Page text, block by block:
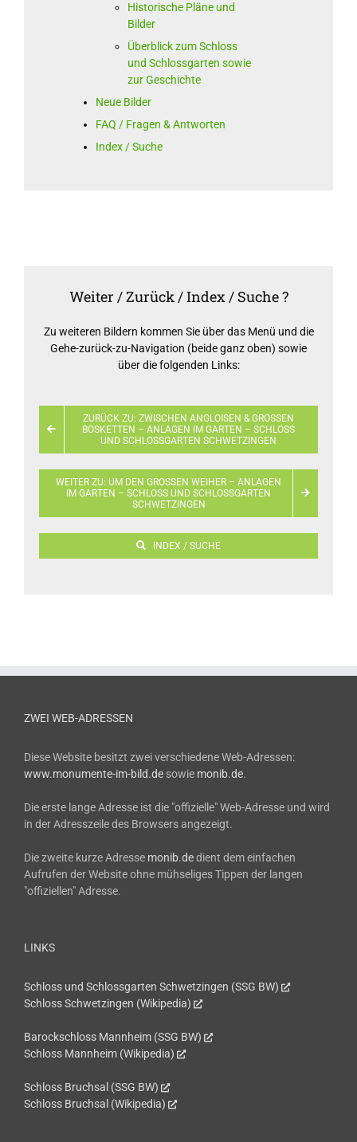
Historische Pläne und
Bilder
Überblick zum Schloss
und Schlossgarten sowie
zur Geschichte
Neue Bilder
FAQ / Fragen & Antworten
Index / Suche
Weiter / Zurück / Index / Suche ?
Zu weiteren Bildern kommen Sie über das Menü und die
Gehe-zurück-zu-Navigation (beide ganz oben) sowie
über die folgenden Links:
ZURÜCK ZU: ZWISCHEN ANGLOISEN & GROSSEN B
OSKETTEN – ANLAGEN IM GARTEN – SCHLOSS U
ND SCHLOSSGARTEN SCHWETZINGEN
WEITER ZU: UM DEN GROSSEN WEIHER – ANLAGEN I
M GARTEN – SCHLOSS UND SCHLOSSGARTEN S
CHWETZINGEN
INDEX / SUCHE
ZWEI WEB-ADRESSEN
Diese Website besitzt zwei verschiedene Web-Adressen:
www.monumente-im-bild.de sowie monib.de.
Die erste lange Adresse ist die "offizielle" Web-Adresse und wird
in der Adresszeile des Browsers angezeigt.
Die zweite kurze Adresse monib.dedient dem einfachen
Aufrufen der Website ohne mühseliges Tippen der langen
"offiziellen" Adresse.
LINKS
Schloss und Schlossgarten Schwetzingen (SSG BW)
Schloss Schwetzingen (Wikipedia)
Barockschloss Mannheim (SSG BW)
Schloss Mannheim (Wikipedia)
Schloss Bruchsal (SSG BW)
Schloss Bruchsal (Wikipedia)